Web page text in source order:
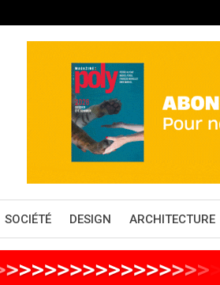
SOCIÉTÉ DESIGN ARCHITECTURE
>>>>>>>>>>>>>>>>